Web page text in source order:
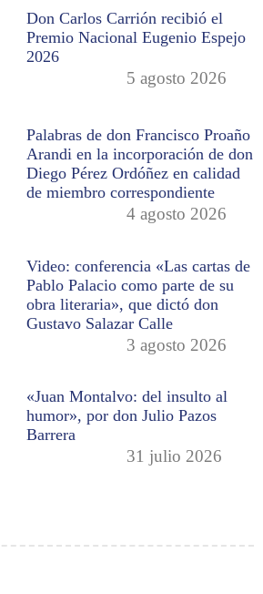
Don Carlos Carrión recibió el
Premio Nacional Eugenio Espejo
2026
5 agosto 2026
Palabras de don Francisco Proaño
Arandi en la incorporación de don
Diego Pérez Ordóñez en calidad
de miembro correspondiente
4 agosto 2026
Video: conferencia «Las cartas de
Pablo Palacio como parte de su
obra literaria», que dictó don
Gustavo Salazar Calle
3 agosto 2026
«Juan Montalvo: del insulto al
humor», por don Julio Pazos
Barrera
31 julio 2026